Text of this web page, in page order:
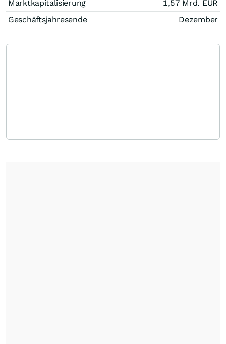
Marktkapitalisierung
1,57 Mrd. EUR
Geschäftsjahresende
Dezember